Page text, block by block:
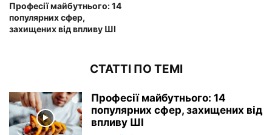
Професії майбутнього: 14
популярних сфер,
захищених від впливу ШІ
СТАТТІ ПО ТЕМІ
Професії майбутнього: 14
популярних сфер, захищених від
впливу ШІ